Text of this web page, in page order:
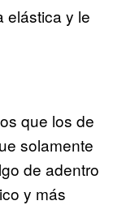
elástica y le
que los de
solamente
de adentro
y más